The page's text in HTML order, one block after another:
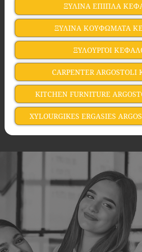
ΞΥΛΙΝΑ ΕΠΙΠΛΑ
ΞΥΛΙΝΑ ΚΟΥΦΩΜΑΤΑ
ΞΥΛΟΥΡΓΟΙ
CARPENTER ARGOSTOLI
KITCHEN FURNITURE
XYLOURGIKES ERGASIES